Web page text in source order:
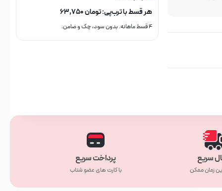
هر قسط با ترب‌پی:تومان۶۳,۷۵۰
۴ قسط ماهانه. بدون سود، چک و ضامن.
سریع
زمان ممکن
پرداخت سریع
با کارت های عضو شتاب